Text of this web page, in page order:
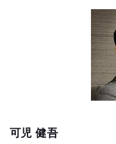
可児 健吾